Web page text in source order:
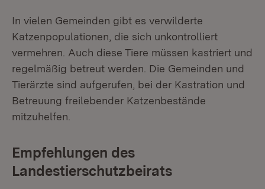
In vielen Gemeinden gibt es verwilderte
Katzenpopulationen, die sich unkontrolliert
vermehren. Auch diese Tiere müssen kastriert und
regelmäßig betreut werden. Die Gemeinden und
Tierärzte sind aufgerufen, bei der Kastration und
Betreuung freilebender Katzenbestände
mitzuhelfen.
Empfehlungen des
Landestierschutzbeirats